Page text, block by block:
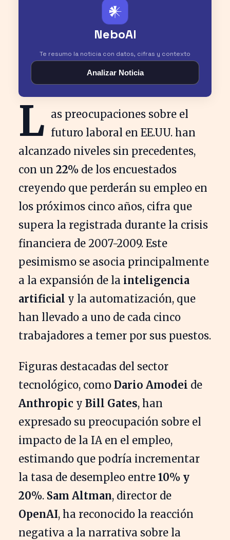
𒀭
NeboAI
Te resumo la noticia con datos, cifras y contexto
Analizar Noticia
L as preocupaciones sobre el
futuro laboral en EE.UU. han
alcanzado niveles sin precedentes,
con un 22% de los encuestados
creyendo que perderán su empleo en
los próximos cinco años, cifra que
supera la registrada durante la crisis
financiera de 2007-2009. Este
pesimismo se asocia principalmente
a la expansión de la inteligencia
artificial y la automatización, que
han llevado a uno de cada cinco
trabajadores a temer por sus puestos.
Figuras destacadas del sector
tecnológico, como Dario Amodei de
Anthropic y Bill Gates, han
expresado su preocupación sobre el
impacto de la IA en el empleo,
estimando que podría incrementar
la tasa de desempleo entre 10% y
20%. Sam Altman, director de
OpenAI, ha reconocido la reacción
negativa a la narrativa sobre la